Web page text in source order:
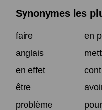
Synonymes les
faire
en
anglais
en effet
être
problème
pour